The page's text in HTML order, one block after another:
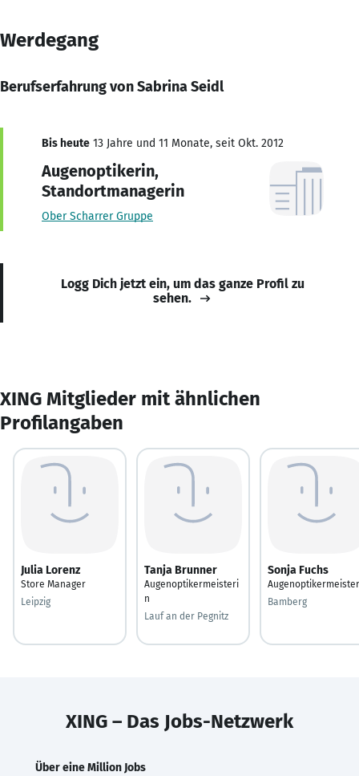
Werdegang
Berufserfahrung von Sabrina Seidl
Bis heute 13 Jahre und 11 Monate, seit Okt. 2012
Augenoptikerin,
Standortmanagerin
Ober Scharrer Gruppe
Logg Dich jetzt ein, um das ganze Profil zu
sehen.
XING Mitglieder mit ähnlichen
Profilangaben
Julia Lorenz
Store Manager
Leipzig
Tanja Brunner
Augenoptikermeisteri
n
Lauf an der Pegnitz
Sonja Fuchs
Augenoptikermeister
Bamberg
XING – Das Jobs-Netzwerk
Über eine Million Jobs